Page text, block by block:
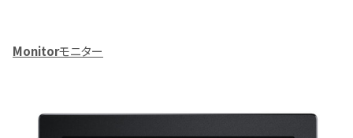
Monitorモニター